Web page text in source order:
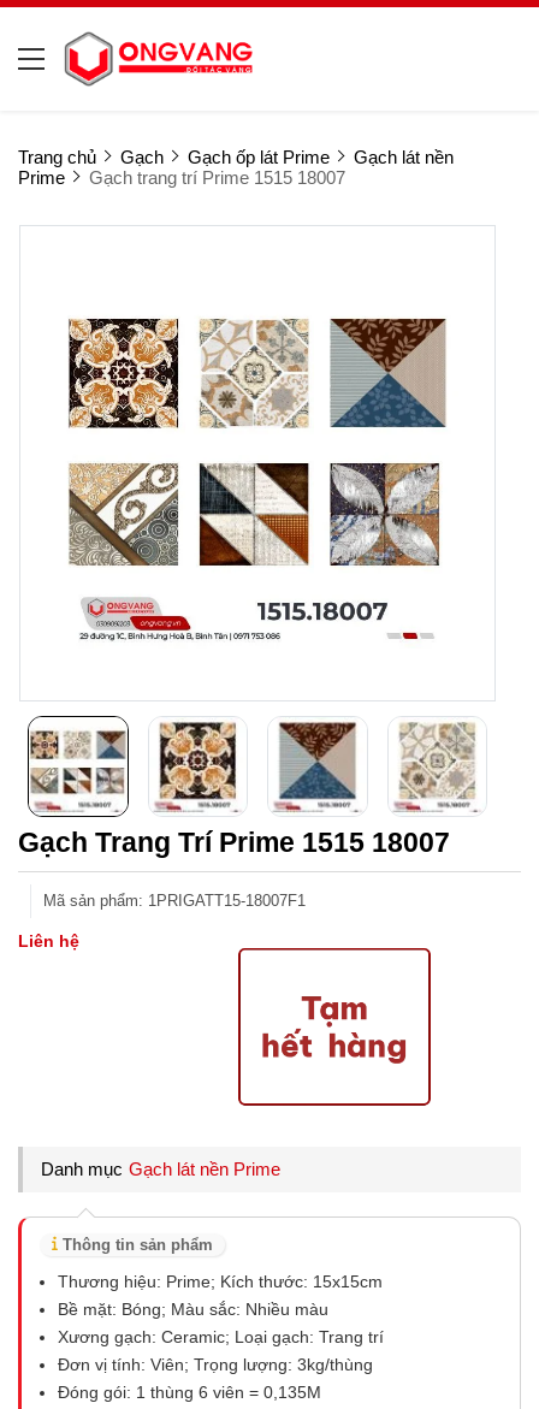
Trang chủ Gạch Gạch ốp lát Prime
Gạch lát nền
Prime
Gạch trang trí Prime 1515 18007
Gạch Trang Trí Prime 1515 18007
Mã sản phẩm: 1PRIGATT15-18007F1
Liên hệ
Danh mục Gạch lát nền Prime
Thông tin sản phẩm
Thương hiệu: Prime; Kích thước: 15x15cm
Bề mặt: Bóng; Màu sắc: Nhiều màu
Xương gạch: Ceramic; Loại gạch: Trang trí
Đơn vị tính: Viên; Trọng lượng: 3kg/thùng
Đóng gói: 1 thùng 6 viên = 0,135M